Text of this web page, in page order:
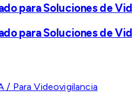
para Soluciones de
para Soluciones de